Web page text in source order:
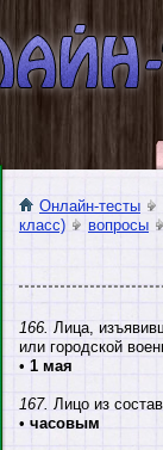
Онлайн-тесты
класс)
вопросы
166. Лица,
или городской
• 1 мая
167. Лицо из
• часовым